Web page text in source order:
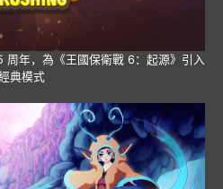
周年，為《王國保衛戰 6：起源》引入
典模式